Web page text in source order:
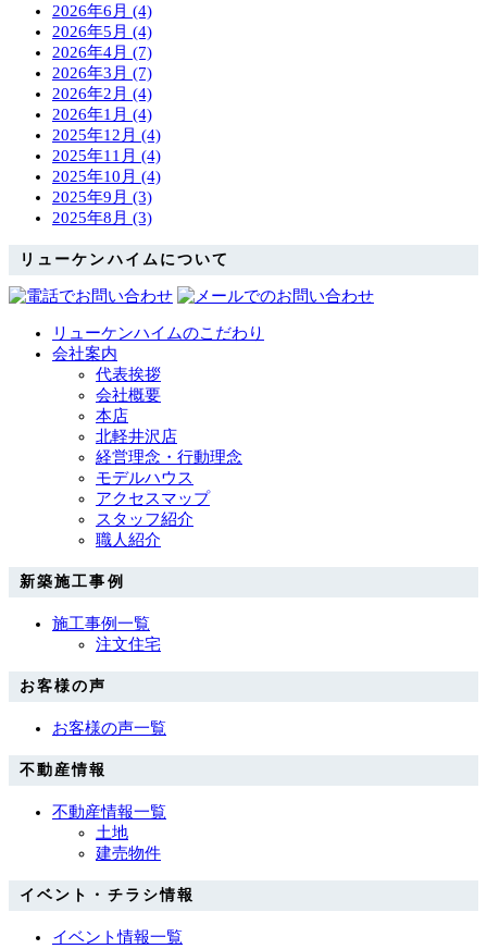
2026年6月 (4)
2026年5月 (4)
2026年4月 (7)
2026年3月 (7)
2026年2月 (4)
2026年1月 (4)
2025年12月 (4)
2025年11月 (4)
2025年10月 (4)
2025年9月 (3)
2025年8月 (3)
リューケンハイムについて
リューケンハイムのこだわり
会社案内
代表挨拶
会社概要
本店
北軽井沢店
経営理念・行動理念
モデルハウス
アクセスマップ
スタッフ紹介
職人紹介
新築施工事例
施工事例一覧
注文住宅
お客様の声
お客様の声一覧
不動産情報
不動産情報一覧
土地
建売物件
イベント・チラシ情報
イベント情報一覧